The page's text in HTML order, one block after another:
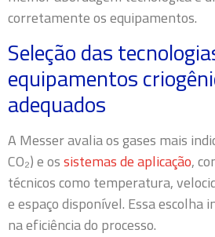
corretamente os equipamentos.
Seleção das
equipamentos
adequados
A Messer avalia os gases mais
CO₂) e ossistemas de aplicação,
técnicos como temperatura,
e espaço disponível. Essa
na eficiência do processo.